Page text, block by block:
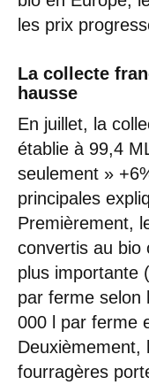
les prix
La collecte
hausse
En juillet, la
établie à 99,4
seulement »
principales
Premièrement,
convertis au bio
plus importante
par ferme selon
000 l par ferme
Deuxièmement,
fourragères